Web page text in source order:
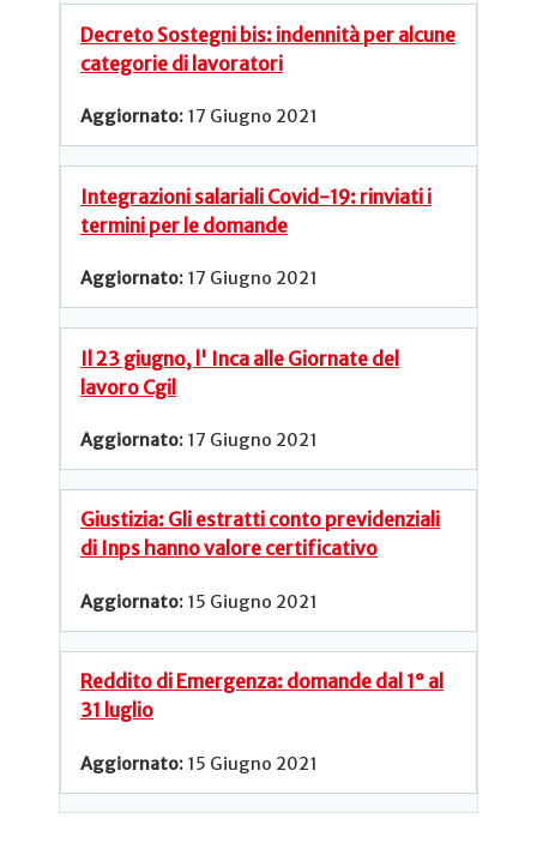
Decreto Sostegni bis: indennità per alcune
categorie di lavoratori
17 Giugno 2021
Integrazioni salariali Covid-19: rinviati i
termini per le domande
17 Giugno 2021
Il 23 giugno, l' Inca alle Giornate del
lavoro Cgil
17 Giugno 2021
Giustizia: Gli estratti conto previdenziali
di Inps hanno valore certificativo
15 Giugno 2021
Reddito di Emergenza: domande dal 1° al
31 luglio
15 Giugno 2021